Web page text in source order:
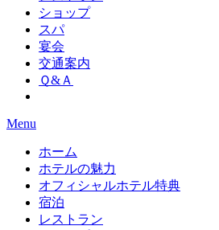
ショップ
スパ
宴会
交通案内
Ｑ&Ａ
Menu
ホーム
ホテルの魅力
オフィシャルホテル特典
宿泊
レストラン